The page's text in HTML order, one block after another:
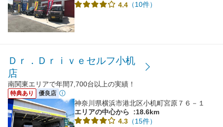
4.4 （10件）
Ｄｒ．Ｄｒｉｖｅセルフ小机
店
南関東エリアで年間7,700台以上の実績！
特典あり 優良店
神奈川県横浜市港北区小机町宮原７６－１
エリアの中心から
:18.6km
4.3 （15件）